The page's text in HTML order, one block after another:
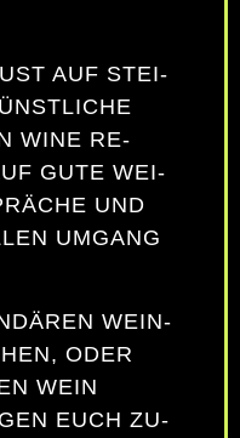
AUF STEI­
WINE RE­
GU­TE WEI­
UND
UM­GANG
WEIN­
ODER
WEIN
EUCH ZU­